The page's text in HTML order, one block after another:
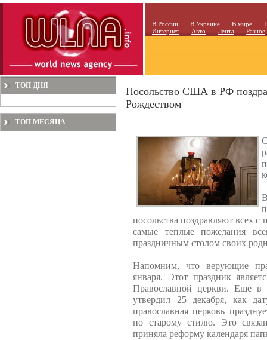
В России В Украине В мире
Интернет
Авто Лента Разное
ТОП ДНЯ
ТОП МЕСЯЦА
Посольство США в РФ
Рождеством
посольства поздравляют всех
самые теплые пожелания
праздничным столом своих
Напомним, что верующие
января. Этот праздник
Православной церкви. Еще
утвердил 25 декабря, как
православная церковь
по старому стилю. Это
приняла реформу календаря